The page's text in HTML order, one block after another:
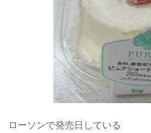
ローソンで発売日している